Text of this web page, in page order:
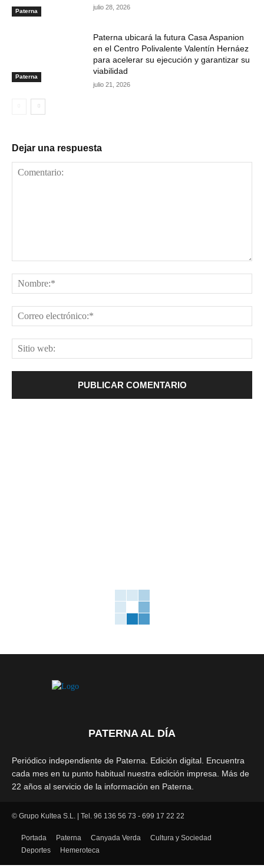
Paterna
julio 28, 2026
Paterna
Paterna ubicará la futura Casa Aspanion
en el Centro Polivalente Valentín Hernáez
para acelerar su ejecución y garantizar su
viabilidad
julio 21, 2026
Dejar una respuesta
PATERNA AL DÍA
Periódico independiente de Paterna. Edición digital. Encuentra
cada mes en tu punto habitual nuestra edición impresa. Más de
22 años al servicio de la información en Paterna.
SÍGUENOS
© Grupo Kultea S.L. | Tel. 96 136 56 73 - 699 17 22 22
Portada Paterna Canyada Verda
Cultura y Sociedad
Deportes
Hemeroteca